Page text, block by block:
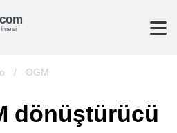
/ OGM
dönüştürücü